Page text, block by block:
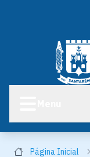
Página Inicial